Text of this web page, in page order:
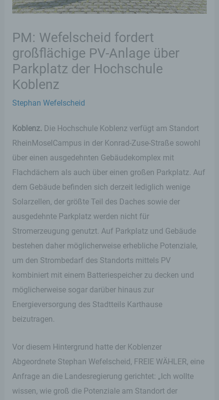
PM: Wefelscheid fordert
großflächige PV-Anlage über
Parkplatz der Hochschule
Koblenz
Stephan Wefelscheid
Koblenz. Die Hochschule Koblenz verfügt am Standort
RheinMoselCampus in der Konrad-Zuse-Straße sowohl
über einen ausgedehnten Gebäudekomplex mit
Flachdächern als auch über einen großen Parkplatz. Auf
dem Gebäude befinden sich derzeit lediglich wenige
Solarzellen, der größte Teil des Daches sowie der
ausgedehnte Parkplatz werden nicht für
Stromerzeugung genutzt. Auf Parkplatz und Gebäude
bestehen daher möglicherweise erhebliche Potenziale,
um den Strombedarf des Standorts mittels PV
kombiniert mit einem Batteriespeicher zu decken und
möglicherweise sogar darüber hinaus zur
Energieversorgung des Stadtteils Karthause
beizutragen.
Vor diesem Hintergrund hatte der Koblenzer
Abgeordnete Stephan Wefelscheid, FREIE WÄHLER, eine
Anfrage an die Landesregierung gerichtet: „Ich wollte
wissen, wie groß die Potenziale am Standort der